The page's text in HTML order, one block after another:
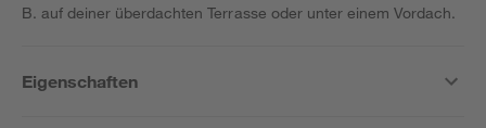
B. auf deiner überdachten Terrasse oder unter einem Vordach.
Eigenschaften